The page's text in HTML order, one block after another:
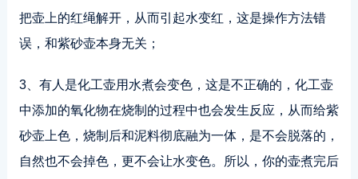
把壶上的红绳解开，从而引起水变红，这是操作方法错
误，和紫砂壶本身无关；
3、有人是化工壶用水煮会变色，这是不正确的，化工壶
中添加的氧化物在烧制的过程中也会发生反应，从而给紫
砂壶上色，烧制后和泥料彻底融为一体，是不会脱落的，
自然也不会掉色，更不会让水变色。所以，你的壶煮完后